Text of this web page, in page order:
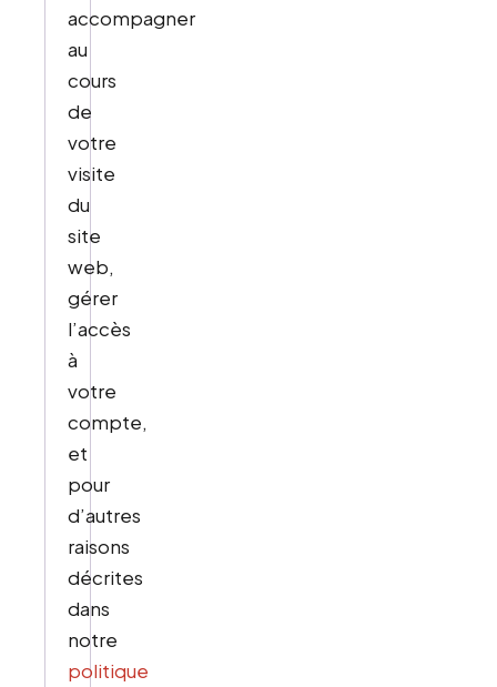
accompagner
au
cours
de
votre
visite
du
site
web,
gérer
l’accès
à
votre
compte,
et
pour
d’autres
raisons
décrites
dans
notre
politique